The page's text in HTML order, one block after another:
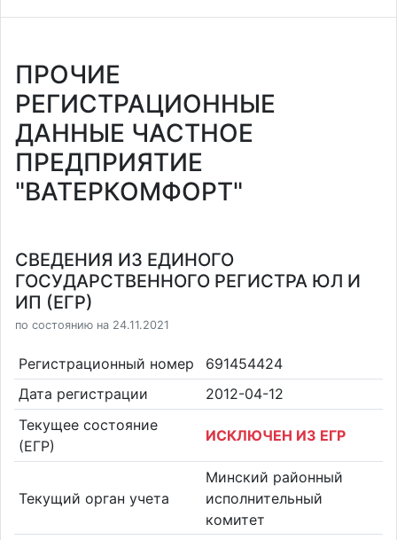
ПРОЧИЕ
РЕГИСТРАЦИОННЫЕ
ДАННЫЕ ЧАСТНОЕ
ПРЕДПРИЯТИЕ
"ВАТЕРКОМФОРТ"
СВЕДЕНИЯ ИЗ ЕДИНОГО
ГОСУДАРСТВЕННОГО РЕГИСТРА ЮЛ И
ИП (ЕГР)
по состоянию на 24.11.2021
Регистрационный номер
691454424
Дата регистрации
2012-04-12
Текущее состояние
(ЕГР)
ИСКЛЮЧЕН ИЗ ЕГР
Текущий орган учета
Минский районный
исполнительный
комитет